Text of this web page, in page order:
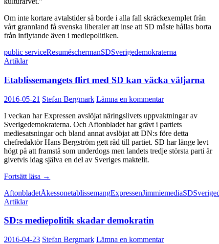
Om inte kortare avtalstider så borde i alla fall skräckexemplet från
vårt grannland få svenska liberaler att inse att SD måste hållas borta
från inflytande även i mediepolitiken.
public serviceResuméschermanSDSverigedemokraterna
Artiklar
Etablissemangets flirt med SD kan väcka väljarna
2016-05-21 Stefan Bergmark Lämna en kommentar
I veckan har Expressen avslöjat näringslivets uppvaktningar av
Sverigedemokraterna. Och Aftonbladet har grävt i partiets
mediesatsningar och bland annat avslöjat att DN:s före detta
chefredaktör Hans Bergström gett råd till partiet. SD har länge levt
högt på att framstå som underdogs men landets tredje största parti är
givetvis idag själva en del av Sveriges maktelit.
Fortsätt läsa Etablissemangets
med
väcka
→
AftonbladetÅkessonetablissemangExpressenJimmiemediaSD
Artiklar
SD:s mediepolitik skadar demokratin
2016-04-23 Stefan Bergmark Lämna en kommentar